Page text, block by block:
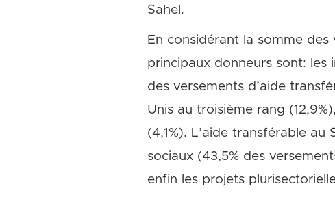
Sahel.
En considérant la somme des
principaux donneurs sont: les
des versements d’aide
Unis au troisième rang
(4,1%). L’aide transférable
sociaux (43,5% des
enfin les projets